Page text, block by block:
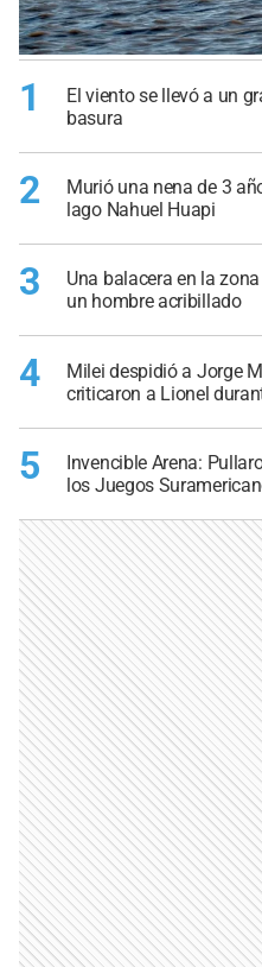
1
El viento se llevó a un
basura
2
Murió una nena de 3
lago Nahuel Huapi
3
Una balacera en la
un hombre acribillado
4
Milei despidió a Jorge
criticaron a Lionel
5
Invencible Arena:
los Juegos